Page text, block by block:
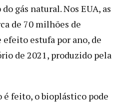
gás natural. Nos EUA, as
de 70 milhões de
efeito estufa por ano, de
de 2021, produzido pela
é feito, o bioplástico pode